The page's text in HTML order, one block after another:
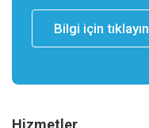
Bilgi için tıklayın